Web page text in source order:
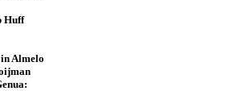
Huff
Almelo